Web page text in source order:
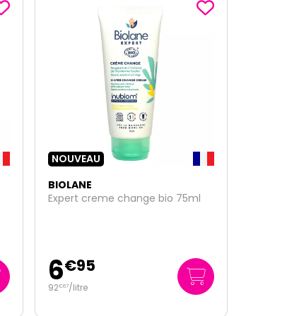
NOUVEAU
BIOLANE
Expert creme change 100ml
6€95
69€50/litre